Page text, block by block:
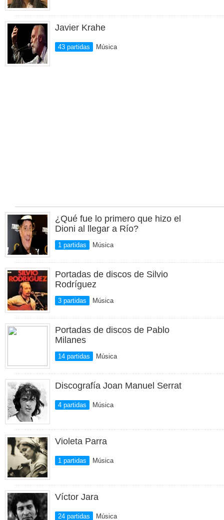
Javier Krahe
43 partidas Música
¿Qué fue lo primero que hizo el
Dioni al llegar a Río?
1 partidas Música
Portadas de discos de Silvio
Rodríguez
3 partidas Música
Portadas de discos de Pablo
Milanes
14 partidas Música
Discografía Joan Manuel Serrat
4 partidas Música
Violeta Parra
1 partidas Música
Víctor Jara
24 partidas Música